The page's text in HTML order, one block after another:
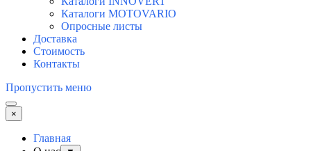
Каталоги MOTOVARIO
Опросные листы
Доставка
Стоимость
Контакты
Пропустить меню
×
Главная